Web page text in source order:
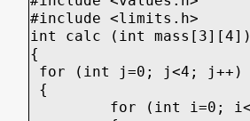
cout<<massa[i][j];
}
cout<<"\n\n";
cout<<res;
#include <limits.h>
int calc (int
{
for (int j=0; j<4; j++)
{
for (int i=0;